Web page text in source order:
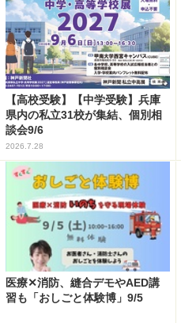
【高校受験】【中学受験】兵庫
県内の私立31校が集結、個別相
談会9/6
2026.7.28
医療✕消防、縫合デモやAED講
習も「おしごと体験博」9/5